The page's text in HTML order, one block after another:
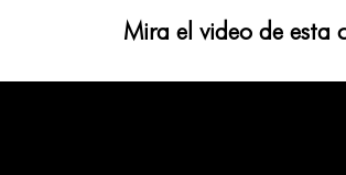
Mira el video de esta